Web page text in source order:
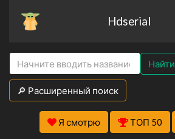
Hdserial
Найти
🔎 Расширенный поиск
Я смотрю ТОП 50